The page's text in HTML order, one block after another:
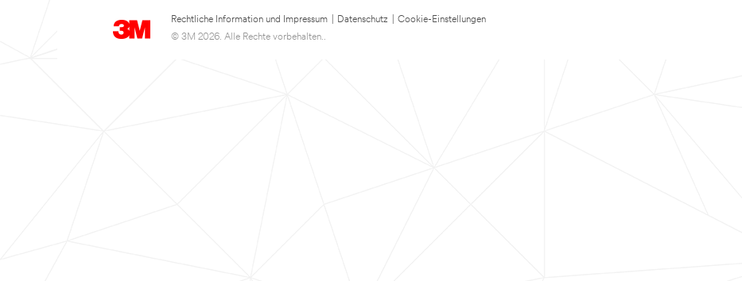
Rechtliche Information und Impressum Datenschutz
Cookie-Einstellungen
© 3M 2026. Alle Rechte vorbehalten..